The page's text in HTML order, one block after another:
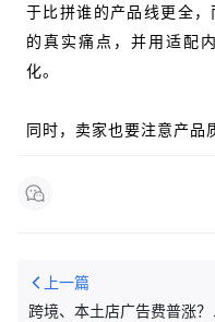
于比拼谁的产品线更全，
的真实痛点 ，并用适配
化。
同时，卖家也要注意产品
上一篇
跨境、本土店广告费普涨？